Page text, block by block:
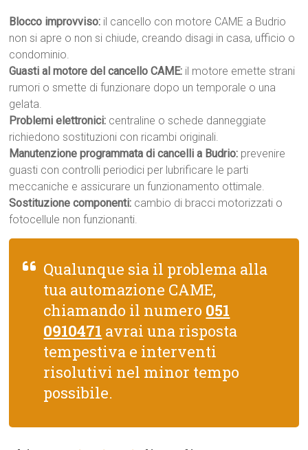
Blocco improvviso: il cancello con motore CAME a Budrio
non si apre o non si chiude, creando disagi in casa, ufficio o
condominio.
Guasti al motore del cancello CAME: il motore emette strani
rumori o smette di funzionare dopo un temporale o una
gelata.
Problemi elettronici: centraline o schede danneggiate
richiedono sostituzioni con ricambi originali.
Manutenzione programmata di cancelli a Budrio: prevenire
guasti con controlli periodici per lubrificare le parti
meccaniche e assicurare un funzionamento ottimale.
Sostituzione componenti: cambio di bracci motorizzati o
fotocellule non funzionanti.
Qualunque sia il problema alla
tua automazione CAME,
chiamando il numero 051
0910471 avrai una risposta
tempestiva e interventi
risolutivi nel minor tempo
possibile.